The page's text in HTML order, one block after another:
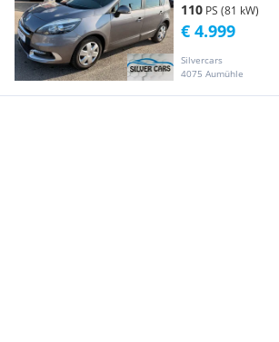
110 PS (81 kW)
Silvercars
4075 Aumühle
€ 4.999